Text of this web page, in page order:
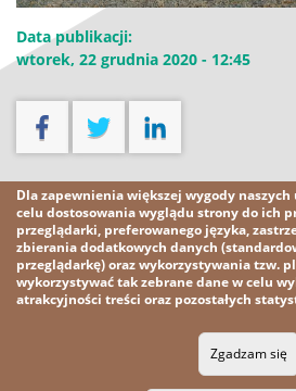
Data publikacji:
wtorek, 22 grudnia 2020 - 12:45
Pobierz
Pobierz plik [585,8 kB]
Wszelkie
Polityka
Dla zapewnienia większej wygody
celu dostosowania wyglądu strony do ich
przeglądarki, preferowanego języka,
zbierania dodatkowych danych
przeglądarkę) oraz wykorzystywania tzw.
wykorzystywać tak zebrane dane w celu
atrakcyjności treści oraz pozostałych
Zgadzam się